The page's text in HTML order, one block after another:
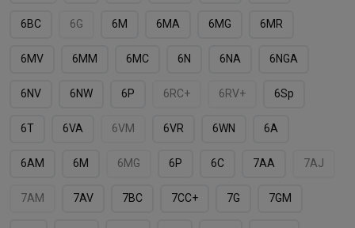
6BС 6G 6M 6MA 6MG 6MR
6MV 6MМ 6MС 6N 6NA 6NGA
6NV 6NW 6P 6RC+ 6RV+ 6Sp
6T 6VA 6VM 6VR 6WN 6А
6АM 6М 6МG 6Р 6С 7AA 7AJ
7AM 7AV 7BC 7CС+ 7G 7GM